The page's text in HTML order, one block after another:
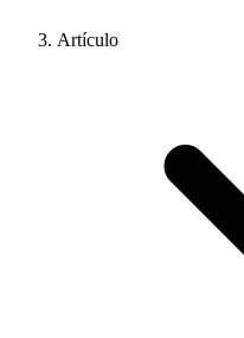
Artículo